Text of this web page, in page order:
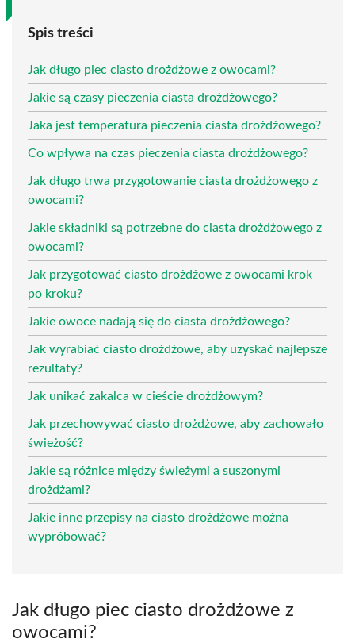
Spis treści
Jak długo piec ciasto drożdżowe z owocami?
Jakie są czasy pieczenia ciasta drożdżowego?
Jaka jest temperatura pieczenia ciasta drożdżowego?
Co wpływa na czas pieczenia ciasta drożdżowego?
Jak długo trwa przygotowanie ciasta drożdżowego z
owocami?
Jakie składniki są potrzebne do ciasta drożdżowego z
owocami?
Jak przygotować ciasto drożdżowe z owocami krok
po kroku?
Jakie owoce nadają się do ciasta drożdżowego?
Jak wyrabiać ciasto drożdżowe, aby uzyskać najlepsze
rezultaty?
Jak unikać zakalca w cieście drożdżowym?
Jak przechowywać ciasto drożdżowe, aby zachowało
świeżość?
Jakie są różnice między świeżymi a suszonymi
drożdżami?
Jakie inne przepisy na ciasto drożdżowe można
wypróbować?
Jak długo piec ciasto drożdżowe z
owocami?